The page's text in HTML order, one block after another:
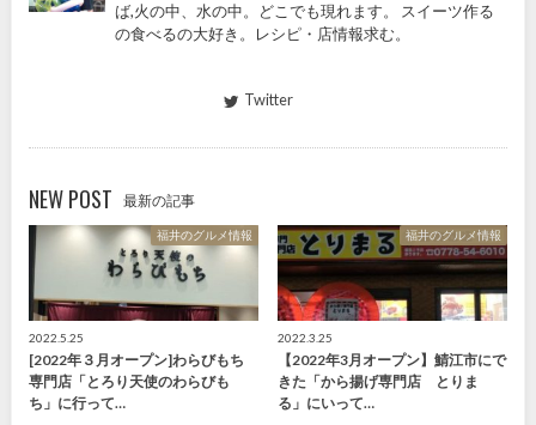
ば,火の中、水の中。どこでも現れます。 スイーツ作る
の食べるの大好き。レシピ・店情報求む。
Twitter
NEW POST 最新の記事
福井のグルメ情報
2022.5.25
[2022年３月オープン]わらびもち
専門店「とろり天使のわらびも
ち」に行って…
福井のグルメ情報
2022.3.25
【2022年3月オープン】鯖江市にで
きた「から揚げ専門店 とりま
る」にいって…